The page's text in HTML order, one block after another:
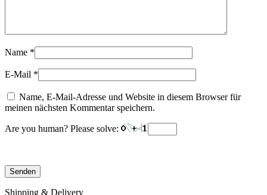
Name *
E-Mail *
Name, E-Mail-Adresse und Website in diesem Browser für
meinen nächsten Kommentar speichern.
Are you human? Please solve:
Shipping & Delivery